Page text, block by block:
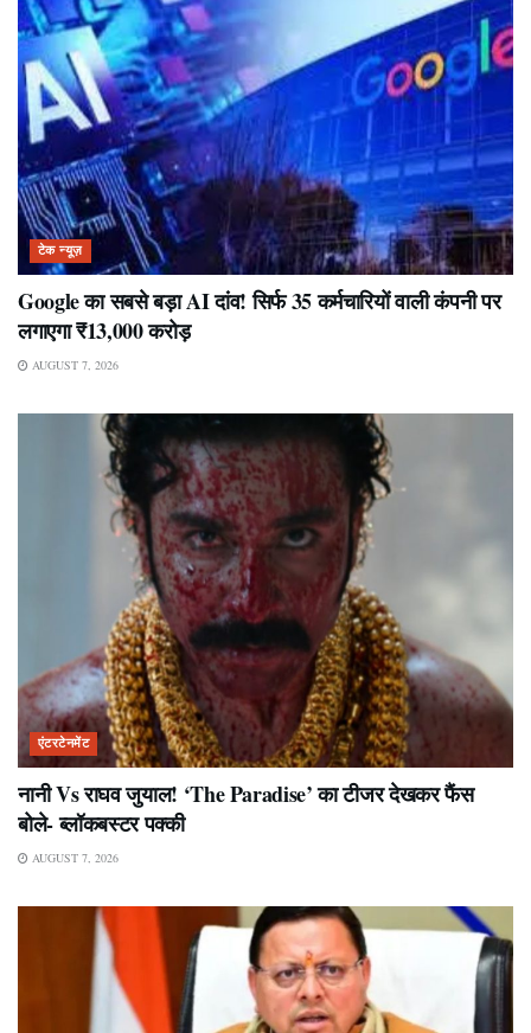
टेक न्यूज़
Google का सबसे बड़ा AI दांव! सिर्फ 35 कर्मचारियों वाली कंपनी पर
लगाएगा ₹13,000 करोड़
AUGUST 7, 2026
एंटरटेनमेंट
नानी Vs राघव जुयाल! ‘The Paradise’ का टीजर देखकर फैंस
बोले- ब्लॉकबस्टर पक्की
AUGUST 7, 2026